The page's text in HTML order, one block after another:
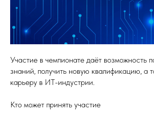
Участие в чемпионате даёт возможность
знаний, получить новую квалификацию, а
карьеру в ИТ-индустрии.
Кто может принять участие